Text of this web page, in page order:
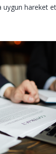
uygun hareket
sürecinin